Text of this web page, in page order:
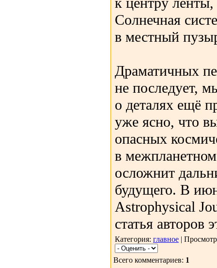
Солнечная
в местный
Драматичных
не последует,
о деталях ещё
уже ясно, что
опасных
в
осложнит
будущего. В
Astrophysical
статья авторов
Категория: главное |
Всего комментариев: 1